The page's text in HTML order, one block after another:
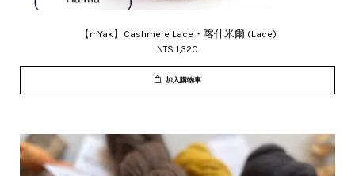
【mYak】Cashmere Lace・喀什米爾 (Lace)
NT$ 1,320
加入購物車